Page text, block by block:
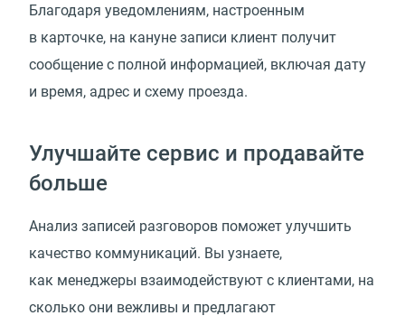
Благодаря уведомлениям, настроенным
в карточке, на кануне записи клиент получит
сообщение с полной информацией, включая дату
и время, адрес и схему проезда.
Улучшайте сервис и продавайте
больше
Анализ записей разговоров поможет улучшить
качество коммуникаций. Вы узнаете,
как менеджеры взаимодействуют с клиентами, на
сколько они вежливы и предлагают